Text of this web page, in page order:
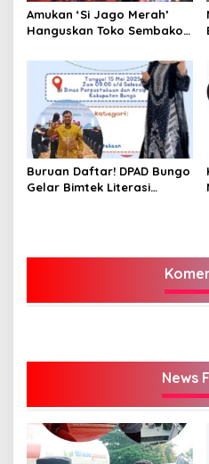
Amukan ‘Si Jago Merah’
Hanguskan Toko Sembako
Warga Bungo- Jambi
Buruan Daftar! DPAD Bungo
Gelar Bimtek Literasi
News